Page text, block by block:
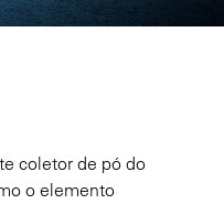
coletor de pó do
o elemento